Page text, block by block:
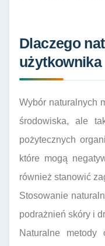
Dlaczego
użytkownika
Wybór naturalnych
środowiska, ale
pożytecznych
które mogą
również stanowić
Stosowanie
podrażnień skóry i
Naturalne